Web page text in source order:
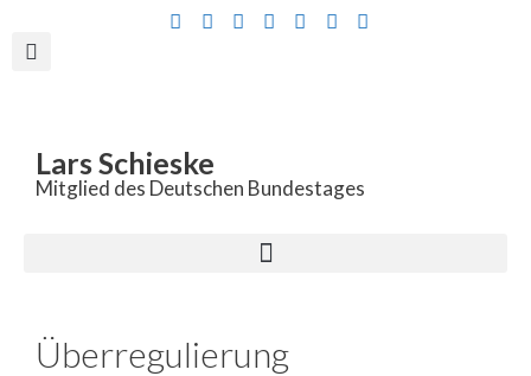
Lars Schieske
Mitglied des Deutschen Bundestages
Überregulierung